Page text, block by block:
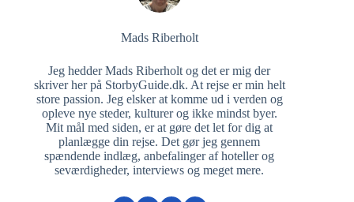
Mads Riberholt
Jeg hedder Mads Riberholt og det er mig der
skriver her på StorbyGuide.dk. At rejse er min helt
store passion. Jeg elsker at komme ud i verden og
opleve nye steder, kulturer og ikke mindst byer.
Mit mål med siden, er at gøre det let for dig at
planlægge din rejse. Det gør jeg gennem
spændende indlæg, anbefalinger af hoteller og
seværdigheder, interviews og meget mere.